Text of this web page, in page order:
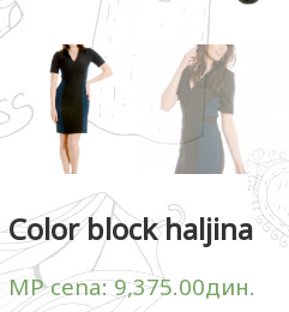
Color block haljina
MP cena: 9,375.00дин.